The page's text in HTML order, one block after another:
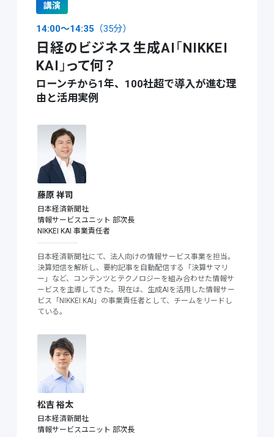
講演
14:00〜14:35 （35分）
日経のビジネス生成AI 「 NIKKEI
KAI 」 って何？
ローンチから1年、100社超で導入が進む理
由と活用実例
藤原 祥司
日本経済新聞社
情報サービスユニット 部次長
NIKKEI KAI 事業責任者
日本経済新聞社にて、法人向けの情報サービス事業を担当。
決算短信を解析し、要約記事を自動配信する「決算サマリ
ー」など、コンテンツとテクノロジーを組み合わせた情報サ
ービスを主導してきた。現在は、生成AIを活用した情報サー
ビス「NIKKEI KAI」の事業責任者として、チームをリードし
ている。
松吉 裕太
日本経済新聞社
情報サービスユニット 部次長